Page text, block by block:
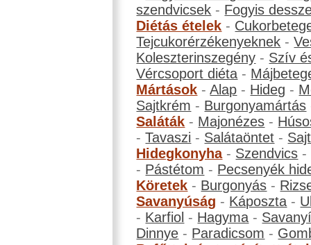
szendvicsek - Fogyis
Diétás ételek -
Tejcukorérzékenyeknek -
Koleszterinszegény - Szív
Vércsoport diéta -
Mártások -Alap - Hideg -
Sajtkrém - Burgonyamártás
Saláták - Majonézes -
-Tavaszi - Salátaöntet -
Hidegkonyha- Szendvics -
- Pástétom - Pecsenyék
Köretek - Burgonyás -
Savanyúság - Káposzta -
- Karfiol - Hagyma -
Dinnye - Paradicsom -